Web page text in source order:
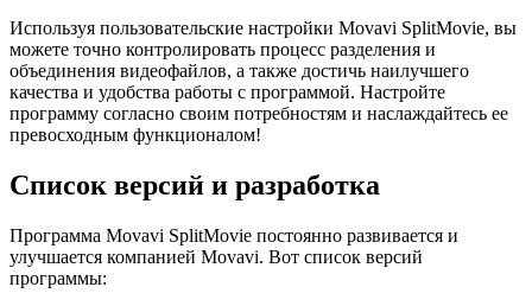
Используя пользовательские настройки Movavi SplitMovie, вы
можете точно контролировать процесс разделения и
объединения видеофайлов, а также достичь наилучшего
качества и удобства работы с программой. Настройте
программу согласно своим потребностям и наслаждайтесь ее
превосходным функционалом!
Список версий и разработка
Программа Movavi SplitMovie постоянно развивается и
улучшается компанией Movavi. Вот список версий
программы: